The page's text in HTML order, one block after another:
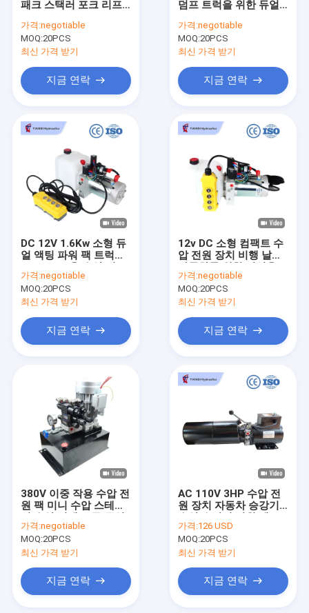
수력 카트리지 밸브
유압 솔레노이드 밸브
수력 유량조정밸브
작동유 탱크
플라스틱 수압탱크
파워팩 모터
유압펌프
한 개의 활동 유압 실린더
복동식 유압 실린더
패크 스택러 포크 리프
가격:negotiable
MOQ:20PCS
최신 가격 받기
지금 연락
덤프 트럭을 위한 듀얼
가격:negotiable
MOQ:20PCS
최신 가격 받기
지금 연락
DC 12V 1.6Kw 소형 듀
얼 액팅 파워 팩 트럭
템 장치
가격:negotiable
MOQ:20PCS
최신 가격 받기
지금 연락
12v DC 소형 컴팩트 수
압 전원 장치 비행 날개
휴대용 전기
가격:negotiable
MOQ:20PCS
최신 가격 받기
지금 연락
380V 이중 작용 수압 전
원 팩 미니 수압 스테이
폼 머신
가격:negotiable
MOQ:20PCS
최신 가격 받기
지금 연락
AC 110V 3HP 수압 전
원 장치 자동차 승강기
60HZ 단일 단계
가격:126 USD
MOQ:20PCS
최신 가격 받기
지금 연락